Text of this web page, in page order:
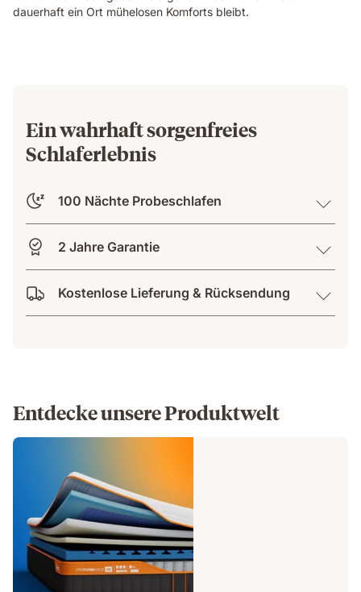
dauerhaft ein Ort mühelosen Komforts bleibt.
Ein wahrhaft sorgenfreies
Schlaferlebnis
100 Nächte Probeschlafen
2 Jahre Garantie
Kostenlose Lieferung & Rücksendung
Entdecke unsere Produktwelt